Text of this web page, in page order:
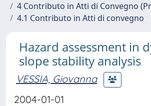
4 Contributo in Atti di Convegno
4.1 Contributo in Atti di convegno
Hazard assessment in
slope stability analysis
VESSIA, Giovanna
2004-01-01